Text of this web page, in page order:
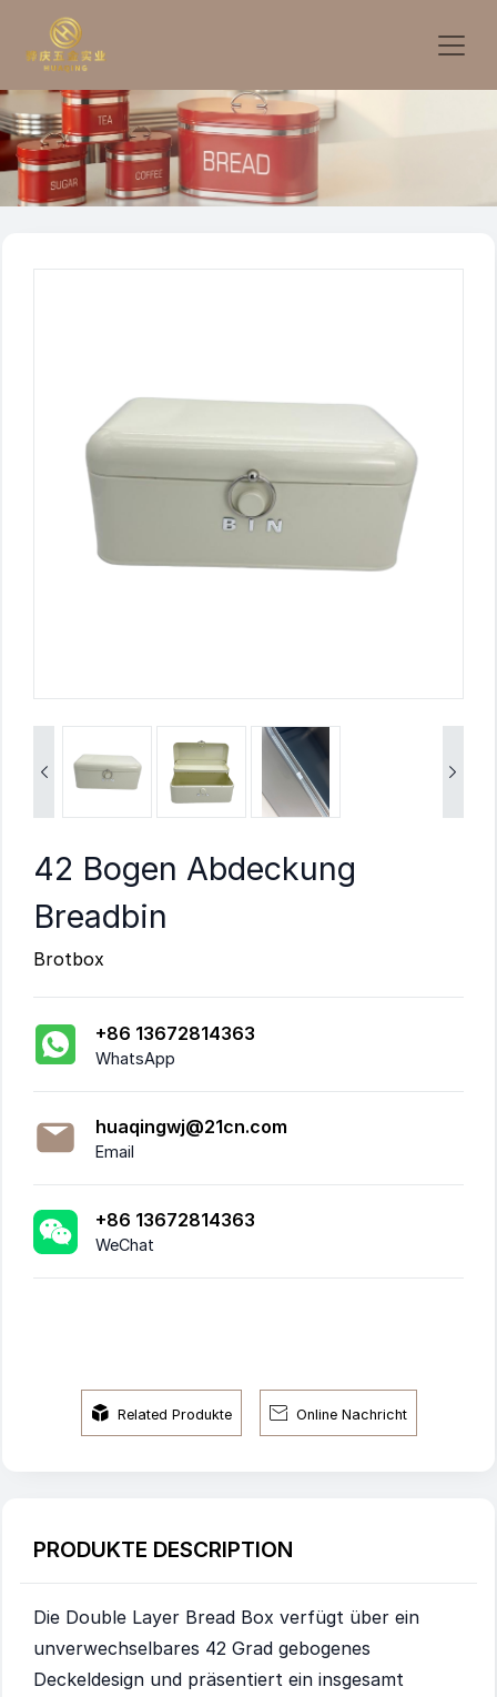
 
42 Bogen Abdeckung
Breadbin
Brotbox
+86 13672814363
WhatsApp
huaqingwj@21cn.com
Email
+86 13672814363
WeChat
 Related Produkte  Online Nachricht
PRODUKTE DESCRIPTION
Die Double Layer Bread Box verfügt über ein
unverwechselbares 42 Grad gebogenes
Deckeldesign und präsentiert ein insgesamt